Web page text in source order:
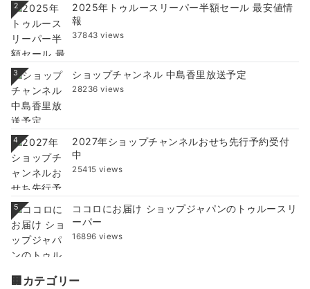
2
2025年トゥルースリーパー半額セール 最安値情
報
37843 views
3 ショップチャンネル 中島香里放送予定
28236 views
4
2027年ショップチャンネルおせち先行予約受付
中
25415 views
5
ココロにお届け ショップジャパンのトゥルースリ
ーパー
16896 views
🏢カテゴリー